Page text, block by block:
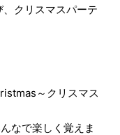
クリスマスパーテ
～クリスマス
なで楽しく覚えま